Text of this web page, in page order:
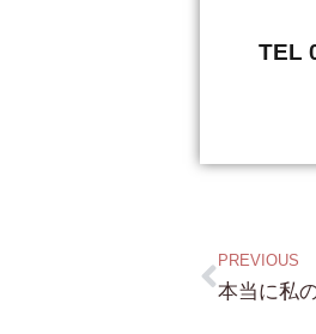
TEL
PREVIOUS